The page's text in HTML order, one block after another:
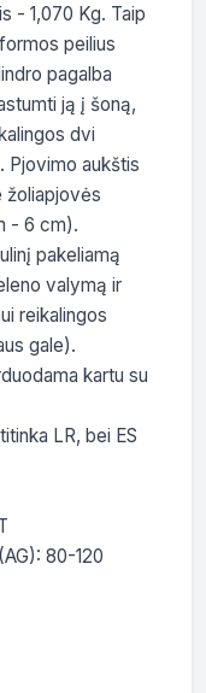
- 1,070 Kg. Taip
peilius
pagalba
ją į šoną,
dvi
Pjovimo aukštis
žoliapjovės
- 6 cm).
pakeliamą
valymą ir
reikalingos
gale).
kartu su
LR, bei ES
80-120